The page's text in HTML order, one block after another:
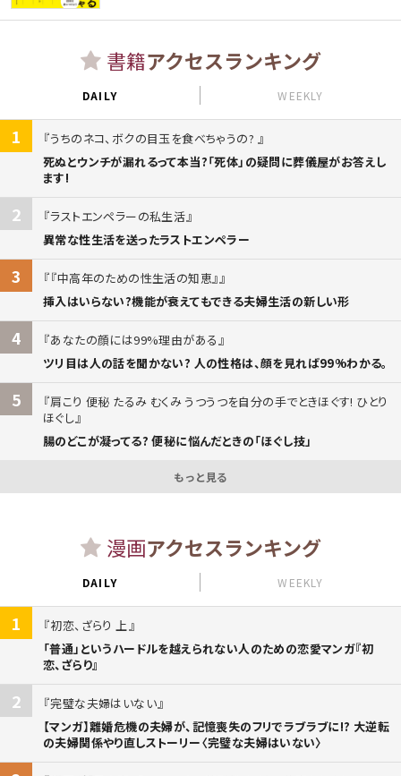
書籍アクセスランキング
DAILY WEEKLY
1
うちのネコ、ボクの目玉を食べちゃうの?
死ぬとウンチが漏れるって本当?「死体」の疑問に葬儀屋がお答えし
ます!
2
ラストエンペラーの私生活
異常な性生活を送ったラストエンペラー
3
『中高年のための性生活の知恵』
挿入はいらない?機能が衰えてもできる夫婦生活の新しい形
4
あなたの顔には99%理由がある
ツリ目は人の話を聞かない? 人の性格は、顔を見れば99%わかる。
5
肩こり 便秘 たるみ むくみ うつうつを自分の手でときほぐす! ひとり
ほぐし
腸のどこが凝ってる? 便秘に悩んだときの「ほぐし技」
もっと見る
漫画アクセスランキング
DAILY WEEKLY
1
初恋、ざらり 上
「普通」というハードルを越えられない人のための恋愛マンガ『初
恋、ざらり』
2
完璧な夫婦はいない
【マンガ】離婚危機の夫婦が、記憶喪失のフリでラブラブに!? 大逆転
の夫婦関係やり直しストーリー〈完璧な夫婦はいない〉